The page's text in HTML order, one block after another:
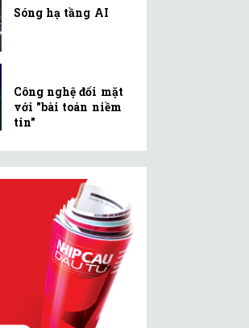
Sóng hạ tầng AI
Công nghệ đối mặt
với "bài toán niềm
tin"